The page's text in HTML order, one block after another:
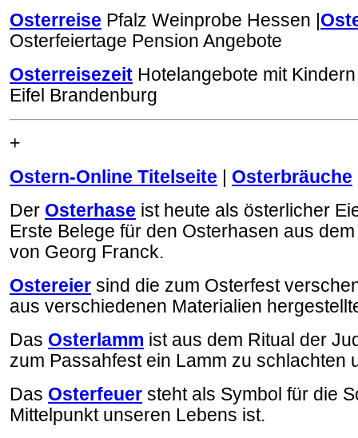
Osterreise Pfalz Weinprobe Hessen |
Osterfeiertage Pension Angebote
Osterreisezeit Hotelangebote mit
Eifel Brandenburg
+
Ostern-Online Titelseite
Osterbräuche
Der Osterhase ist heute als österlicher
Erste Belege für den Osterhasen aus
von Georg Franck.
Ostereier sind die zum Osterfest
aus verschiedenen Materialien
Das Osterlamm ist aus dem Ritual der
zum Passahfest ein Lamm zu schlachten
Das Osterfeuer steht als Symbol für die
Mittelpunkt unseren Lebens ist.